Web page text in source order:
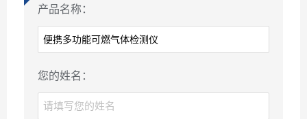
产品名称：
您的姓名：